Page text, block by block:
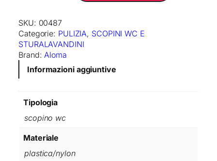
S
C
O
P
N
O
W
SKU: 00487
Categorie: PULIZIA, SCOPINI WC E
STURALAVANDINI
Brand:Aloma
Informazioni aggiuntive
Tipologia
scopino wc
Materiale
plastica/nylon